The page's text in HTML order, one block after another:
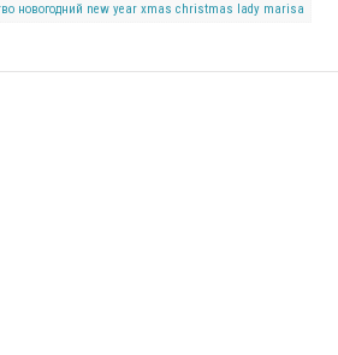
новогодний new year xmas christmas lady marisa